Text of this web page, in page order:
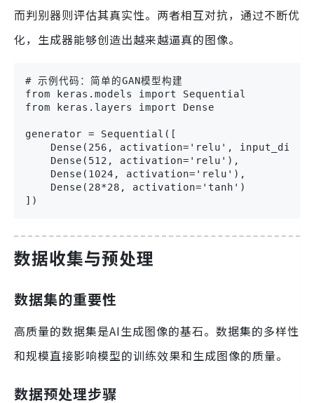
而判别器则评估其真实性。两者相互对抗，通过不断优
化，生成器能够创造出越来越逼真的图像。
# 示例代码：简单的GAN模型构建
from keras.models import Sequential
from keras.layers import Dense
generator = Sequential([
Dense(256, activation='relu',
    Dense(512, activation='relu'),
    Dense(1024, activation='relu'),
    Dense(28*28, activation='tanh')
])
数据收集与预处理
数据集的重要性
高质量的数据集是AI生成图像的基石。数据集的多样性
和规模直接影响模型的训练效果和生成图像的质量。
数据预处理步骤